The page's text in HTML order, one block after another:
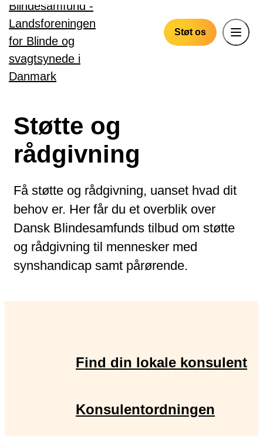
Gå til hovedindhold
Støt os
Støtte og
rådgivning
Få støtte og rådgivning, uanset hvad dit
behov er. Her får du et overblik over
Dansk Blindesamfunds tilbud om støtte
og rådgivning til mennesker med
synshandicap samt pårørende.
Find din lokale konsulent
Konsulentordningen